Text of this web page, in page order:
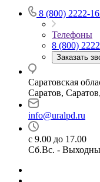
8 (800) 2222-
Телефоны
8 (800)
Заказать
Саратовская
Саратов,
info@uralpd.ru
с 9.00 до 17.00
Сб.Вс. -